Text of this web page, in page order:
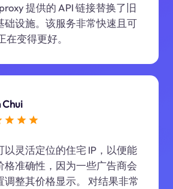
提供的 API 链接替换了旧
础设施。该服务非常快速且可
在变得更好。
Chui
以灵活定位的住宅 IP，以便能
格准确性，因为一些广告商会
调整其价格显示。 对结果非常